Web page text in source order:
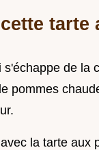
tarte
de la
pommes
la tarte aux